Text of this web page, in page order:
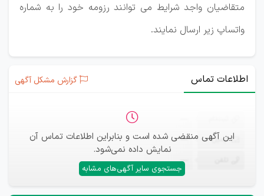
متقاضیان واجد شرایط می توانند رزومه خود را به شماره
واتساپ زیر ارسال نمایند.
اطلاعات تماس گزارش مشکل آگهی
این آگهی منقضی شده است و بنابراین اطلاعات تماس آن
نمایش داده نمی‌شود.
جستجوی سایر آگهی‌های مشابه
ایمیل —
—